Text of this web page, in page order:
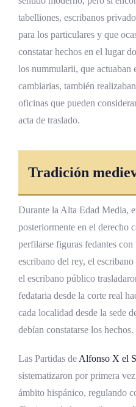
tabelliones, escribanos
para los particulares y que
constatar hechos en el lugar
los nummularii, que actuaban
cambiarias, también
oficinas que pueden
acta de traslado.
Tradición
Durante la Alta Edad Media,
posteriormente en el derecho
perfilarse figuras fedantes
escribano del rey, el
el escribano público
fedataria desde la corte real
cada localidad desde la sede
debían constatarse los hechos.
Las Partidas de Alfonso X el
sistematizaron por primera
ámbito hispánico, regulando